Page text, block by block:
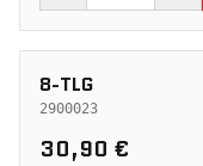
8-TLG
2900023
30,90 €